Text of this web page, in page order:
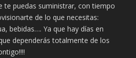
te puedas suministrar, con tiempo
de lo que necesitas:
bebidas…. Ya que hay días en
dependerás totalmente de los